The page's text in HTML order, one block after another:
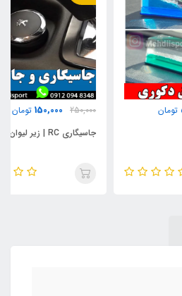
150,000 تومان